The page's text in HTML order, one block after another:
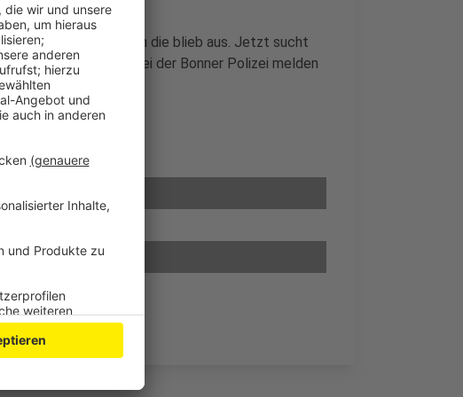
zu erstatten – doch die blieb aus. Jetzt sucht
weiß, soll sich bei der Bonner Polizei melden
ähnlichen Fällen.